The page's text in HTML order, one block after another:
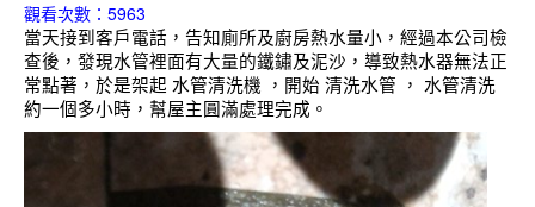
觀看次數：5963
當天接到客戶電話，告知廁所及廚房熱水量小，經過本公司檢
查後，發現水管裡面有大量的鐵鏽及泥沙，導致熱水器無法正
常點著，於是架起 水管清洗機 ，開始 清洗水管 ， 水管清洗
約一個多小時，幫屋主圓滿處理完成。